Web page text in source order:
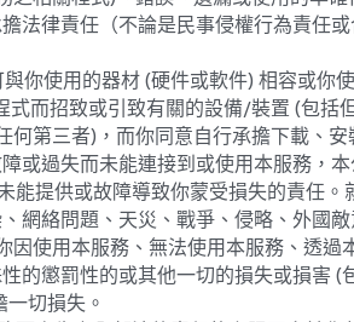
你使用的器材 (硬件或軟件) 相容或你
而招致或引致有關的設備/裝置 (包括
第三者)，而你同意自行承擔下載、
或過失而未能連接到或使用本服務，
提供或故障導致你蒙受損失的責任。
網絡問題、天災、戰爭、侵略、外國
使用本服務、無法使用本服務、透
的懲罰性的或其他一切的損失或損害
一切損失。
產生之全部法律責任的上限不多於你